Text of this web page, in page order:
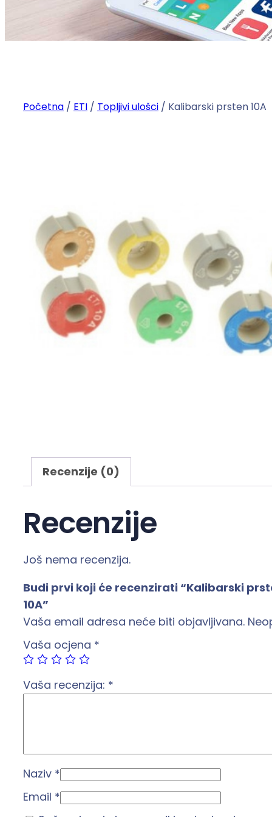
Početna / ETI / Topljivi ulošci / Kalibarski prsten 10A
Recenzije (0)
Recenzije
Još nema recenzija.
Budi prvi koji će recenzirati “Kalibarski
10A”
Vaša email adresa neće biti objavljivana.
Vaša ocjena *
Vaša recenzija: *
Naziv *
Email *